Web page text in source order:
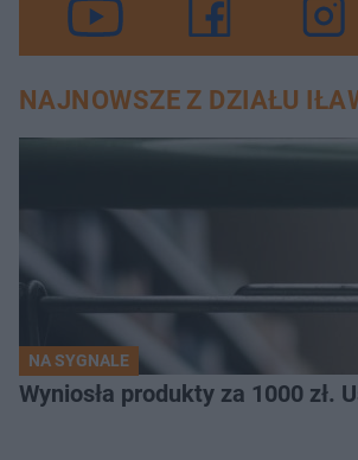
NAJNOWSZE Z DZIAŁU
NA SYGNALE
Wyniosła produkty za 1000 zł.